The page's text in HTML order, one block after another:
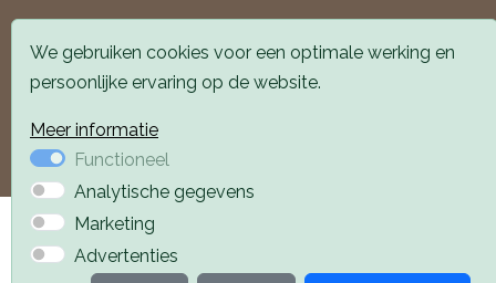
Alle locaties zijn goed bereikbaar met auto en
openbaar vervoer. Er is parkeergelegenheid voor de
Privacyverklaring
We gebruiken cookies voor een optimale werking en
persoonlijke ervaring op de website.
Meer informatie
Functioneel
Analytische gegevens
Marketing
Advertenties